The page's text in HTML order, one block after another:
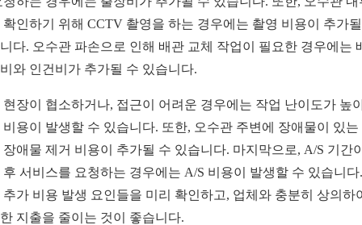
확인하기 위해 CCTV 촬영을 하는 경우에는 촬영 비용이 추가
다. 오수관 파손으로 인해 배관 교체 작업이 필요한 경우에는
와 인건비가 추가될 수 있습니다.
현장이 협소하거나, 접근이 어려운 경우에는 작업 난이도가 높
비용이 발생할 수 있습니다. 또한, 오수관 주변에 장애물이 있는
장애물 제거 비용이 추가될 수 있습니다. 마지막으로, A/S 기간
후 서비스를 요청하는 경우에는 A/S 비용이 발생할 수 있습니다
추가 비용 발생 요인들을 미리 확인하고, 업체와 충분히 상의하
지출을 줄이는 것이 좋습니다.